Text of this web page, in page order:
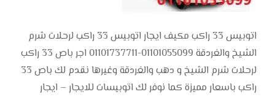
اتوبيس 33 راكب مكيف ايجار اتوبيس 33 راكب لرحلات شرم
الشيخ والغردقة 01101055099-01101737711 اجر باص 33 راكب
لرحلات شرم الشيخ و دهب والغردقة وغيرها نقدم لك باص 33
راكب باسعار مميزة كما نوفر لك اتوبيسات للايجار – ايجار